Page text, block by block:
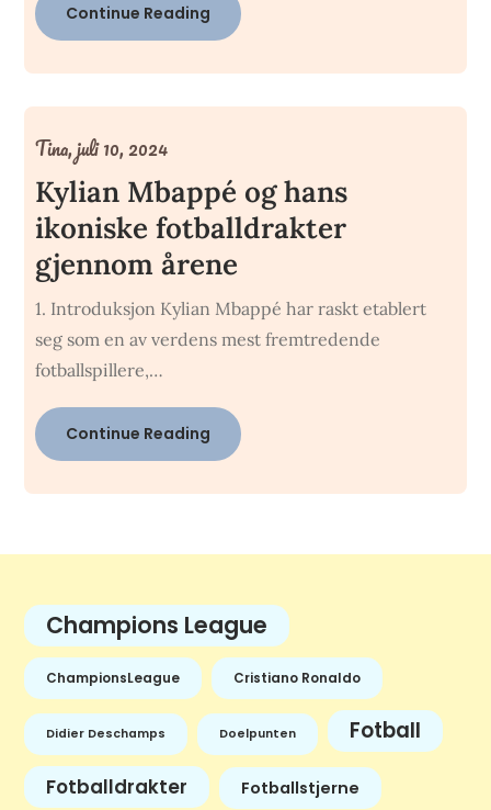
Continue Reading
Kylian Mbappé og hans
ikoniske fotballdrakter
gjennom årene
Tina,juli 10, 2024
1. Introduksjon Kylian Mbappé har raskt etablert
seg som en av verdens mest fremtredende
fotballspillere,…
Continue Reading
Champions League
ChampionsLeague Cristiano Ronaldo
Didier Deschamps Doelpunten Fotball
Fotballdrakter Fotballstjerne